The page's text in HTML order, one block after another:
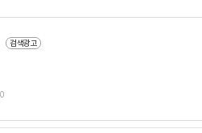
검색광고
0